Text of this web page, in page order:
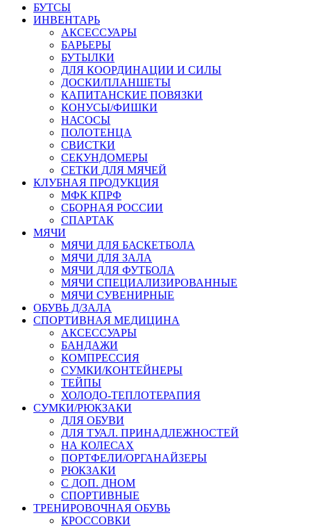
БУТСЫ
ИНВЕНТАРЬ
АКСЕССУАРЫ
БАРЬЕРЫ
БУТЫЛКИ
ДЛЯ КООРДИНАЦИИ И СИЛЫ
ДОСКИ/ПЛАНШЕТЫ
КАПИТАНСКИЕ ПОВЯЗКИ
КОНУСЫ/ФИШКИ
НАСОСЫ
ПОЛОТЕНЦА
СВИСТКИ
СЕКУНДОМЕРЫ
СЕТКИ ДЛЯ МЯЧЕЙ
КЛУБНАЯ ПРОДУКЦИЯ
МФК КПРФ
СБОРНАЯ РОССИИ
СПАРТАК
МЯЧИ
МЯЧИ ДЛЯ БАСКЕТБОЛА
МЯЧИ ДЛЯ ЗАЛА
МЯЧИ ДЛЯ ФУТБОЛА
МЯЧИ СПЕЦИАЛИЗИРОВАННЫЕ
МЯЧИ СУВЕНИРНЫЕ
ОБУВЬ Д/ЗАЛА
СПОРТИВНАЯ МЕДИЦИНА
АКСЕССУАРЫ
БАНДАЖИ
КОМПРЕССИЯ
СУМКИ/КОНТЕЙНЕРЫ
ТЕЙПЫ
ХОЛОДО-ТЕПЛОТЕРАПИЯ
СУМКИ/РЮКЗАКИ
ДЛЯ ОБУВИ
ДЛЯ ТУАЛ. ПРИНАДЛЕЖНОСТЕЙ
НА КОЛЕСАХ
ПОРТФЕЛИ/ОРГАНАЙЗЕРЫ
РЮКЗАКИ
С ДОП. ДНОМ
СПОРТИВНЫЕ
ТРЕНИРОВОЧНАЯ ОБУВЬ
КРОССОВКИ